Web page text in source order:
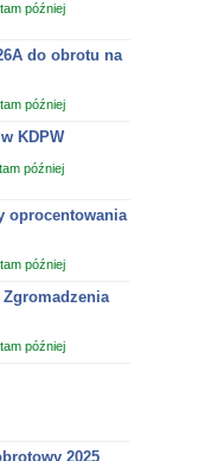
później
do obrotu na
później
KDPW
później
oprocentowania
później
Zgromadzenia
później
2025